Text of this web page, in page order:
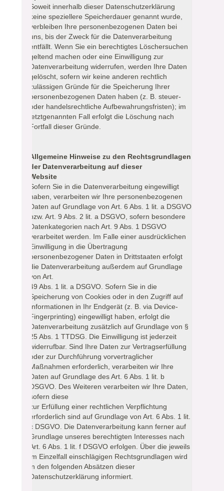
Soweit innerhalb dieser Datenschutzerklärung
keine speziellere Speicherdauer genannt wurde,
verbleiben Ihre personenbezogenen Daten bei
uns, bis der Zweck für die Datenverarbeitung
entfällt. Wenn Sie ein berechtigtes Löschersuchen
geltend machen oder eine Einwilligung zur
Datenverarbeitung widerrufen, werden Ihre Daten
gelöscht, sofern wir keine anderen rechtlich
zulässigen Gründe für die Speicherung Ihrer
personenbezogenen Daten haben (z. B. steuer-
oder handelsrechtliche Aufbewahrungsfristen); im
letztgenannten Fall erfolgt die Löschung nach
Fortfall dieser Gründe.
Allgemeine Hinweise zu den Rechtsgrundlagen
der Datenverarbeitung auf dieser
Website
Sofern Sie in die Datenverarbeitung eingewilligt
haben, verarbeiten wir Ihre personenbezogenen
Daten auf Grundlage von Art. 6 Abs. 1 lit. a DSGVO
bzw. Art. 9 Abs. 2 lit. a DSGVO, sofern besondere
Datenkategorien nach Art. 9 Abs. 1 DSGVO
verarbeitet werden. Im Falle einer ausdrücklichen
Einwilligung in die Übertragung
personenbezogener Daten in Drittstaaten erfolgt
die Datenverarbeitung außerdem auf Grundlage
von Art.
49 Abs. 1 lit. a DSGVO. Sofern Sie in die
Speicherung von Cookies oder in den Zugriff auf
Informationen in Ihr Endgerät (z. B. via Device-
Fingerprinting) eingewilligt haben, erfolgt die
Datenverarbeitung zusätzlich auf Grundlage von §
25 Abs. 1 TTDSG. Die Einwilligung ist jederzeit
widerrufbar. Sind Ihre Daten zur Vertragserfüllung
oder zur Durchführung vorvertraglicher
Maßnahmen erforderlich, verarbeiten wir Ihre
Daten auf Grundlage des Art. 6 Abs. 1 lit. b
DSGVO. Des Weiteren verarbeiten wir Ihre Daten,
sofern diese
zur Erfüllung einer rechtlichen Verpflichtung
erforderlich sind auf Grundlage von Art. 6 Abs. 1 lit.
c DSGVO. Die Datenverarbeitung kann ferner auf
Grundlage unseres berechtigten Interesses nach
Art. 6 Abs. 1 lit. f DSGVO erfolgen. Über die jeweils
im Einzelfall einschlägigen Rechtsgrundlagen wird
in den folgenden Absätzen dieser
Datenschutzerklärung informiert.